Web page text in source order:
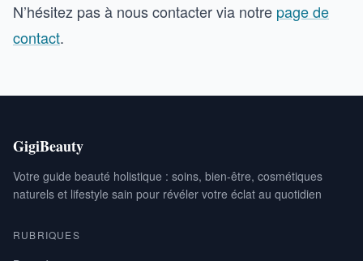
N’hésitez pas à nous contacter via notre page de
contact.
GigiBeauty
Votre guide beauté holistique : soins, bien-être, cosmétiques
naturels et lifestyle sain pour révéler votre éclat au quotidien
RUBRIQUES